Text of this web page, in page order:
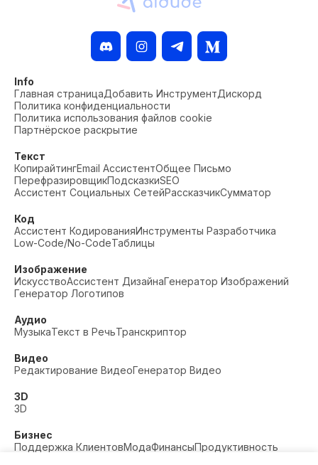
Info
Главная страницаДобавить ИнструментДискорд
Политика конфиденциальности
Политика использования файлов cookie
Партнёрское раскрытие
Текст
КопирайтингEmail АссистентОбщее Письмо
ПерефразировщикПодсказкиSEO
Ассистент Социальных СетейРассказчикСумматор
Код
Ассистент КодированияИнструменты Разработчика
Low-Code/No-CodeТаблицы
Изображение
ИскусствоАссистент ДизайнаГенератор Изображений
Генератор Логотипов
Аудио
МузыкаТекст в РечьТранскриптор
Видео
Редактирование ВидеоГенератор Видео
3D
3D
Бизнес
Поддержка КлиентовМодаФинансыПродуктивность